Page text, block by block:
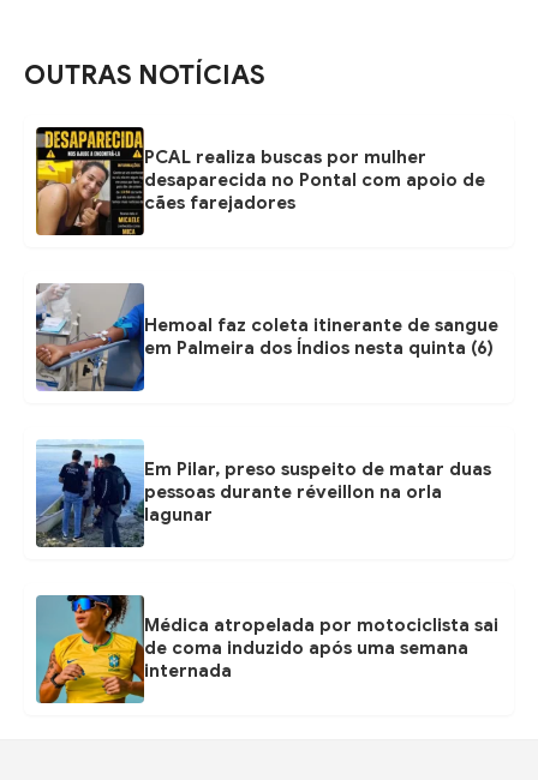
OUTRAS NOTÍCIAS
PCAL realiza buscas por mulher
desaparecida no Pontal com apoio de
cães farejadores
Hemoal faz coleta itinerante de sangue
em Palmeira dos Índios nesta quinta (6)
Em Pilar, preso suspeito de matar duas
pessoas durante réveillon na orla
lagunar
Médica atropelada por motociclista sai
de coma induzido após uma semana
internada